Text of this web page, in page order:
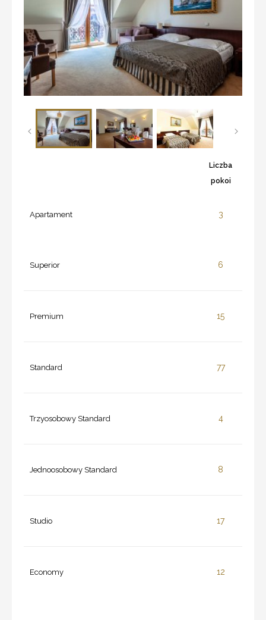
Liczba
pokoi
Apartament 3
Superior 6
Premium 15
Standard 77
Trzyosobowy Standard 4
Jednoosobowy Standard 8
Studio 17
Economy 12